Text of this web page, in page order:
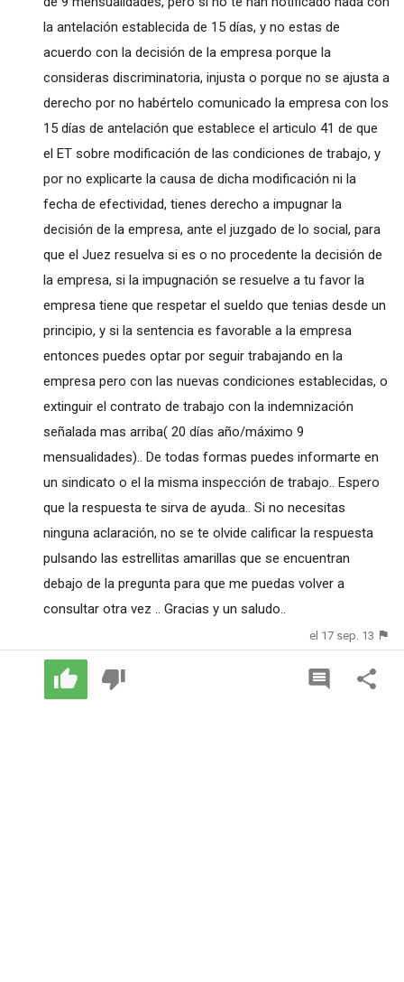
la antelación establecida de 15 días, y no estas de
acuerdo con la decisión de la empresa porque la
consideras discriminatoria, injusta o porque no se ajusta a
derecho por no habértelo comunicado la empresa con los
15 días de antelación que establece el articulo 41 de que
el ET sobre modificación de las condiciones de trabajo, y
por no explicarte la causa de dicha modificación ni la
fecha de efectividad, tienes derecho a impugnar la
decisión de la empresa, ante el juzgado de lo social, para
que el Juez resuelva si es o no procedente la decisión de
la empresa, si la impugnación se resuelve a tu favor la
empresa tiene que respetar el sueldo que tenias desde un
principio, y si la sentencia es favorable a la empresa
entonces puedes optar por seguir trabajando en la
empresa pero con las nuevas condiciones establecidas, o
extinguir el contrato de trabajo con la indemnización
señalada mas arriba( 20 días año/máximo 9
mensualidades).. De todas formas puedes informarte en
un sindicato o el la misma inspección de trabajo.. Espero
que la respuesta te sirva de ayuda.. Si no necesitas
ninguna aclaración, no se te olvide calificar la respuesta
pulsando las estrellitas amarillas que se encuentran
debajo de la pregunta para que me puedas volver a
consultar otra vez .. Gracias y un saludo..
el 17 sep. 13